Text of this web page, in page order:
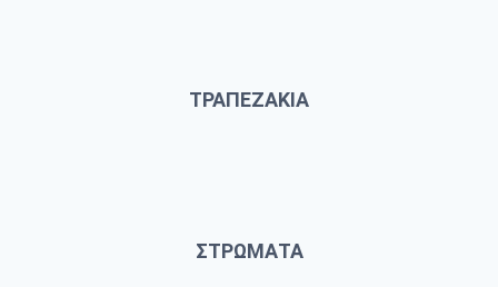
ΤΡΑΠΕΖΑΚΙΑ
ΣΤΡΩΜΑΤΑ